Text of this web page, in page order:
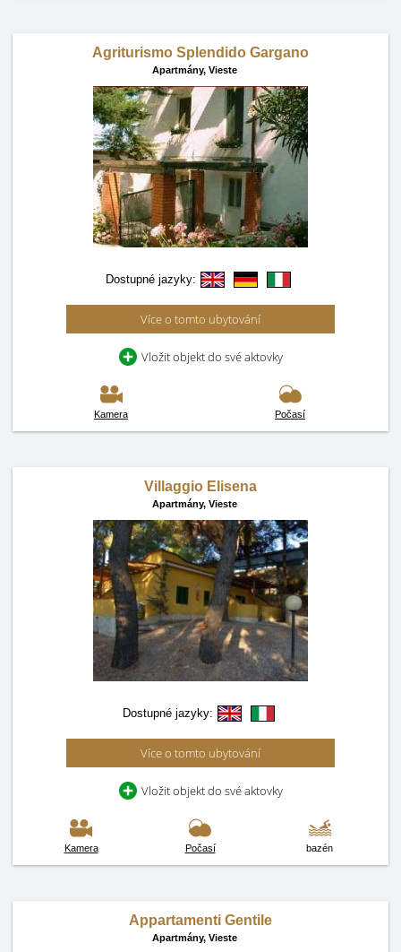
Agriturismo Splendido Gargano
Apartmány, Vieste
Dostupné jazyky:
Více o tomto ubytování
Vložit objekt do své aktovky
Kamera Počasí
Villaggio Elisena
Apartmány, Vieste
Dostupné jazyky:
Více o tomto ubytování
Vložit objekt do své aktovky
Kamera Počasí bazén
Appartamenti Gentile
Apartmány, Vieste